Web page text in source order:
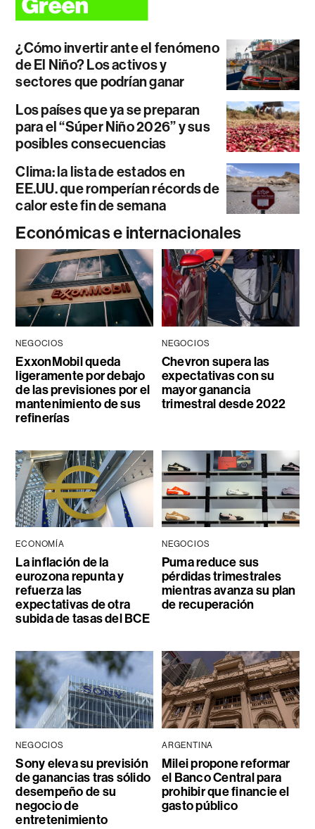
¿Cómo invertir ante el fenómeno
de El Niño? Los activos y
sectores que podrían ganar
Los países que ya se preparan
para el “Súper Niño 2026” y sus
posibles consecuencias
Clima: la lista de estados en
EE.UU. que romperían récords de
calor este fin de semana
Económicas e internacionales
NEGOCIOS
ExxonMobil queda
ligeramente por debajo
de las previsiones por el
mantenimiento de sus
refinerías
NEGOCIOS
Chevron supera las
expectativas con su
mayor ganancia
trimestral desde 2022
ECONOMÍA
La inflación de la
eurozona repunta y
refuerza las
expectativas de otra
subida de tasas del BCE
NEGOCIOS
Puma reduce sus
pérdidas trimestrales
mientras avanza su plan
de recuperación
NEGOCIOS
Sony eleva su previsión
de ganancias tras sólido
desempeño de su
negocio de
entretenimiento
ARGENTINA
Milei propone reformar
el Banco Central para
prohibir que financie el
gasto público